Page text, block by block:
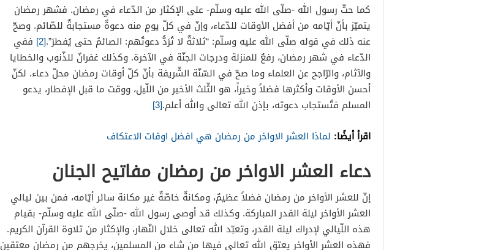
كما حثّ رسول الله -صلّى الله عليه وسلّم- على الإكثار من الدّعاء في رمضان. فشهر رمضان
يتميّز بأنّ أيّامه من أفضل الأوقات للدّعاء، وإنّ في كلّ يومٍ منه دعوةٌ مستجابةٌ للصّائم. وصحّ
عنه ذلك في قوله صلّى الله عليه وسلّم: “ثلاثةٌ لا تُرَدُّ دعوتُهم: الصائمُ حتى يُفطرَ”.[2]
ففي
الدّعاء في شهر رمضان، رفعٌ للمنزلة ودرجات الجنّة في الآخرة. وكذلك غفرانٌ للذّنوب والخطايا
والآثام، والرّاجح عن العلماء وما صحّ في السّنّة الشّريفة بأنّ كلّ أوقات رمضان محلّ دعاء. لكنّ
أحسن الأوقات وأكثرها فضلاً وخيراً، هو الثّلث الأخير من اللّيل، ووقت ما قبل الإفطار، يدعو
المسلم فتُستجاب دعوته، بإذن الله تعالى والله أعلم.[3]
اقرأ أيضًا: لماذا العشر الاواخر من رمضان هي افضل اوقات الاعتكاف
دعاء العشر الاواخر من رمضان مفاتيح الجنان
إنّ للعشر الأواخر من رمضان فضلاً عظيمٌ، ومكانةٌ خاصّةٌ غير مكانة سائر أيّامه، فمن بين ليالي
العشر الأواخر ليلة القدر المباركة. وكذلك قد أوصى رسول الله -صلّى الله عليه وسلّم- بقيام
هذه اللّيالي لإدراك ليلة القدر، وتعبّد الله تعالى خلال النّهار، والإكثار من تلاوة القرآن الكريم.
فهذه العشر الأواخر يعتق الله تعالى فيها من شاء من المسلمين، يخرجهم من رمضان معتقين